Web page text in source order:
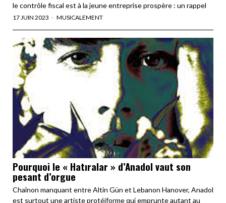
le contrôle fiscal est à la jeune entreprise prospère : un rappel
17 JUIN 2023 MUSICALEMENT
Pourquoi le « Hatıralar » d’Anadol vaut son
pesant d’orgue
Chaînon manquant entre Altin Gün et Lebanon Hanover, Anadol
est surtout une artiste protéiforme qui emprunte autant au